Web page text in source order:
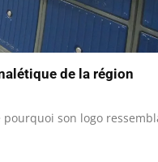
de la région
pourquoi son logo